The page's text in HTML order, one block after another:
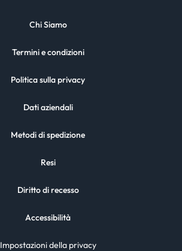
Chi Siamo
Termini e condizioni
Politica sulla privacy
Dati aziendali
Metodi di spedizione
Resi
Diritto di recesso
Accessibilità
Impostazioni della privacy